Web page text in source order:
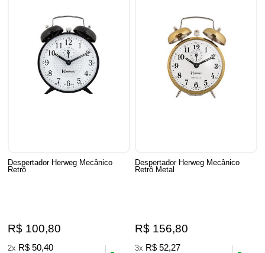
Despertador Herweg Mecânico
Retrô
R$ 100,80
2x R$ 50,40
Despertador Herweg Mecânico
Retrô Metal
R$ 156,80
3x R$ 52,27